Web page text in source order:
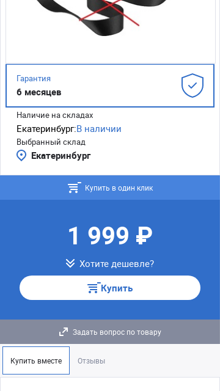
Гарантия
6 месяцев
Наличие на складах
Екатеринбург:В наличии
Выбранный склад
Екатеринбург
Купить в один клик
1 999 ₽
Хотите дешевле?
Купить
Задать вопрос по товару
Купить вместе Отзывы